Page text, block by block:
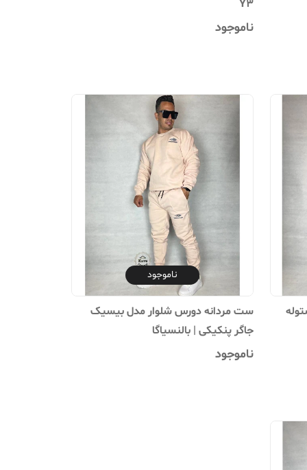
Y3
ناموجود
ناموجود
ست مردانه دورس شلوار مدل بیسیک
جاگر پنکیکی | بالنسیاگا
ناموجود